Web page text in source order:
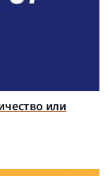
или